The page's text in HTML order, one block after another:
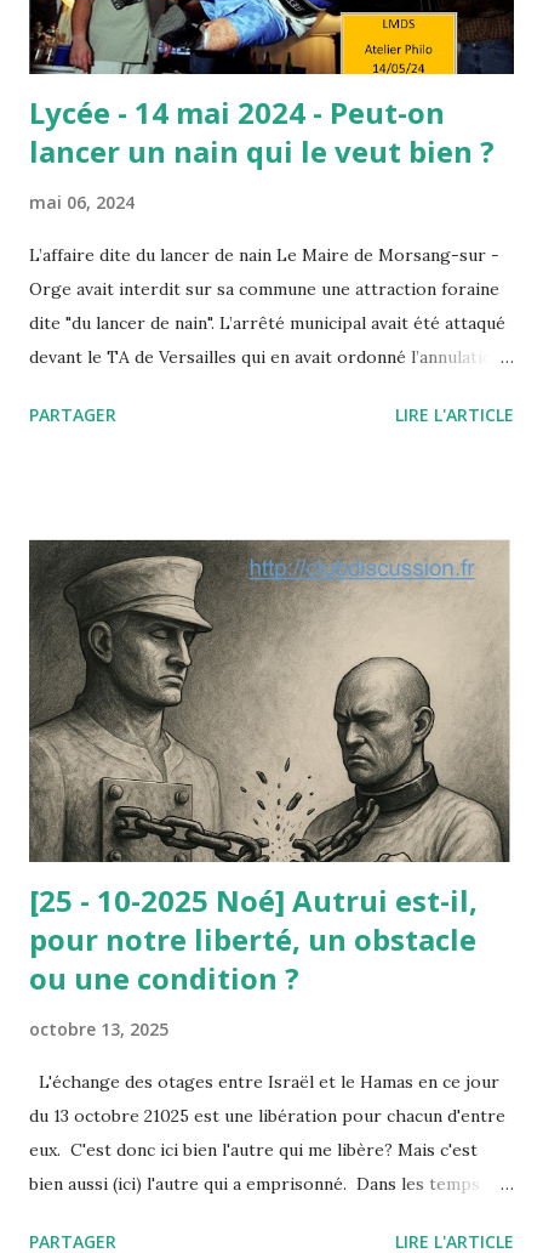
le méritent car il suffit de ...
Lycée - 14 mai 2024 - Peut-on
lancer un nain qui le veut bien ?
mai 06, 2024
L’affaire dite du lancer de nain Le Maire de Morsang-sur -
Orge avait interdit sur sa commune une attraction foraine
dite "du lancer de nain". L’arrêté municipal avait été attaqué
devant le TA de Versailles qui en avait ordonné l’annulation.
en insérant la dignité de la personne humaine à la liste des
de ces principes dégagés par la jurisprudence
administrative ou constitutionnelle. Le paradoxe de cette
affaire est le suivant : le nain était parfaitement consentant
et c’est sa dignité qu’il mettait en avant à l’appui de sa
requête contre l’arrêté municipal : selon lui, ce travail lui
avait redonné sa dignité (avant il vivait du RMI). Or, le
Conseil d’État ne lui a pas donné raison : à la dignité
invoquée par le nain, il a été opposé la d...
PARTAGER LIRE L'ARTICLE
[25 - 10-2025 Noé] Autrui est-il,
pour notre liberté, un obstacle
ou une condition ?
octobre 13, 2025
L'échange des otages entre Israël et le Hamas en ce jour
du 13 octobre 21025 est une libération pour chacun d'entre
eux. C'est donc ici bien l'autre qui me libère? Mais c'est
bien aussi (ici) l'autre qui a emprisonné. Dans les temps
PARTAGER LIRE L'ARTICLE